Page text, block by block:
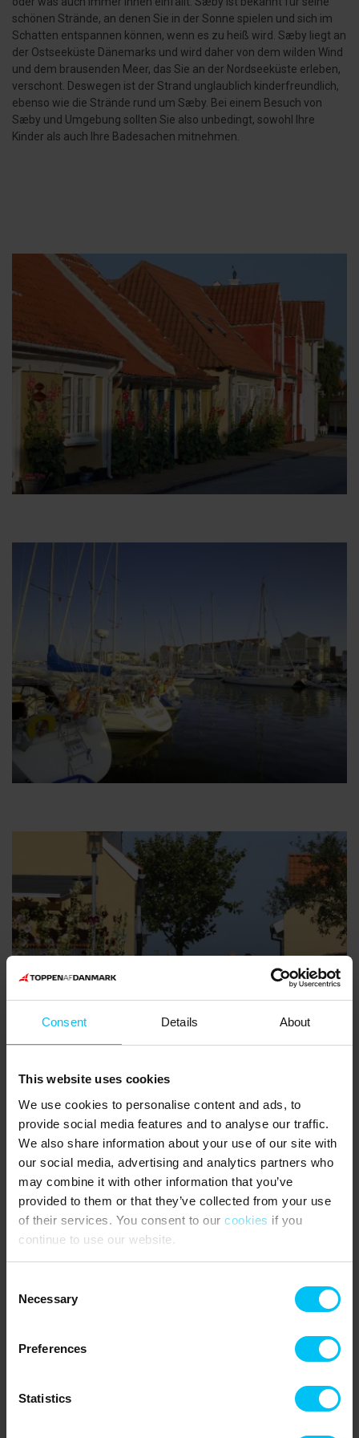
Consent Details About
This website uses cookies
We use cookies to personalise content and ads, to
provide social media features and to analyse our traffic.
We also share information about your use of our site with
our social media, advertising and analytics partners who
may combine it with other information that you’ve
provided to them or that they’ve collected from your use
of their services. You consent to our cookies if you
continue to use our website.
Selection
Necessary
Preferences
Statistics
schönen Strände, an denen Sie in der Sonne spielen und sich im
Schatten entspannen können, wenn es zu heiß wird. Sæby liegt an
der Ostseeküste Dänemarks und wird daher von dem wilden Wind
und dem brausenden Meer, das Sie an der Nordseeküste erleben,
verschont. Deswegen ist der Strand unglaublich kinderfreundlich,
ebenso wie die Strände rund um Sæby. Bei einem Besuch von
Sæby und Umgebung sollten Sie also unbedingt, sowohl Ihre
Kinder als auch Ihre Badesachen mitnehmen.
Erlebnisse rund um Sæby
Mountainbike-Strecken
Ganz allgemein ist es ausgesprochen schön,durch Nordjütland
zu radeln - das Gelände ist hügelig und sehr vielseitig, und die
Natur ist bildschön und friedlich. Wenn Sie in Sæby Urlaub machen
finden Sie eine angelegte Mountainbike-Strecke, die mit weißen
Pfeilen markiert ist. An einigen Stellen können Sie jedoch auch
ausgewiesene Singletrack-Strecke, auf der Sie im Uhrzeigersinn
der Bagterp Plantage und am Hügel von Katsig Bakker finden Sie
viele weitere aufregende, ausgewiesene Mountainbikerouten.